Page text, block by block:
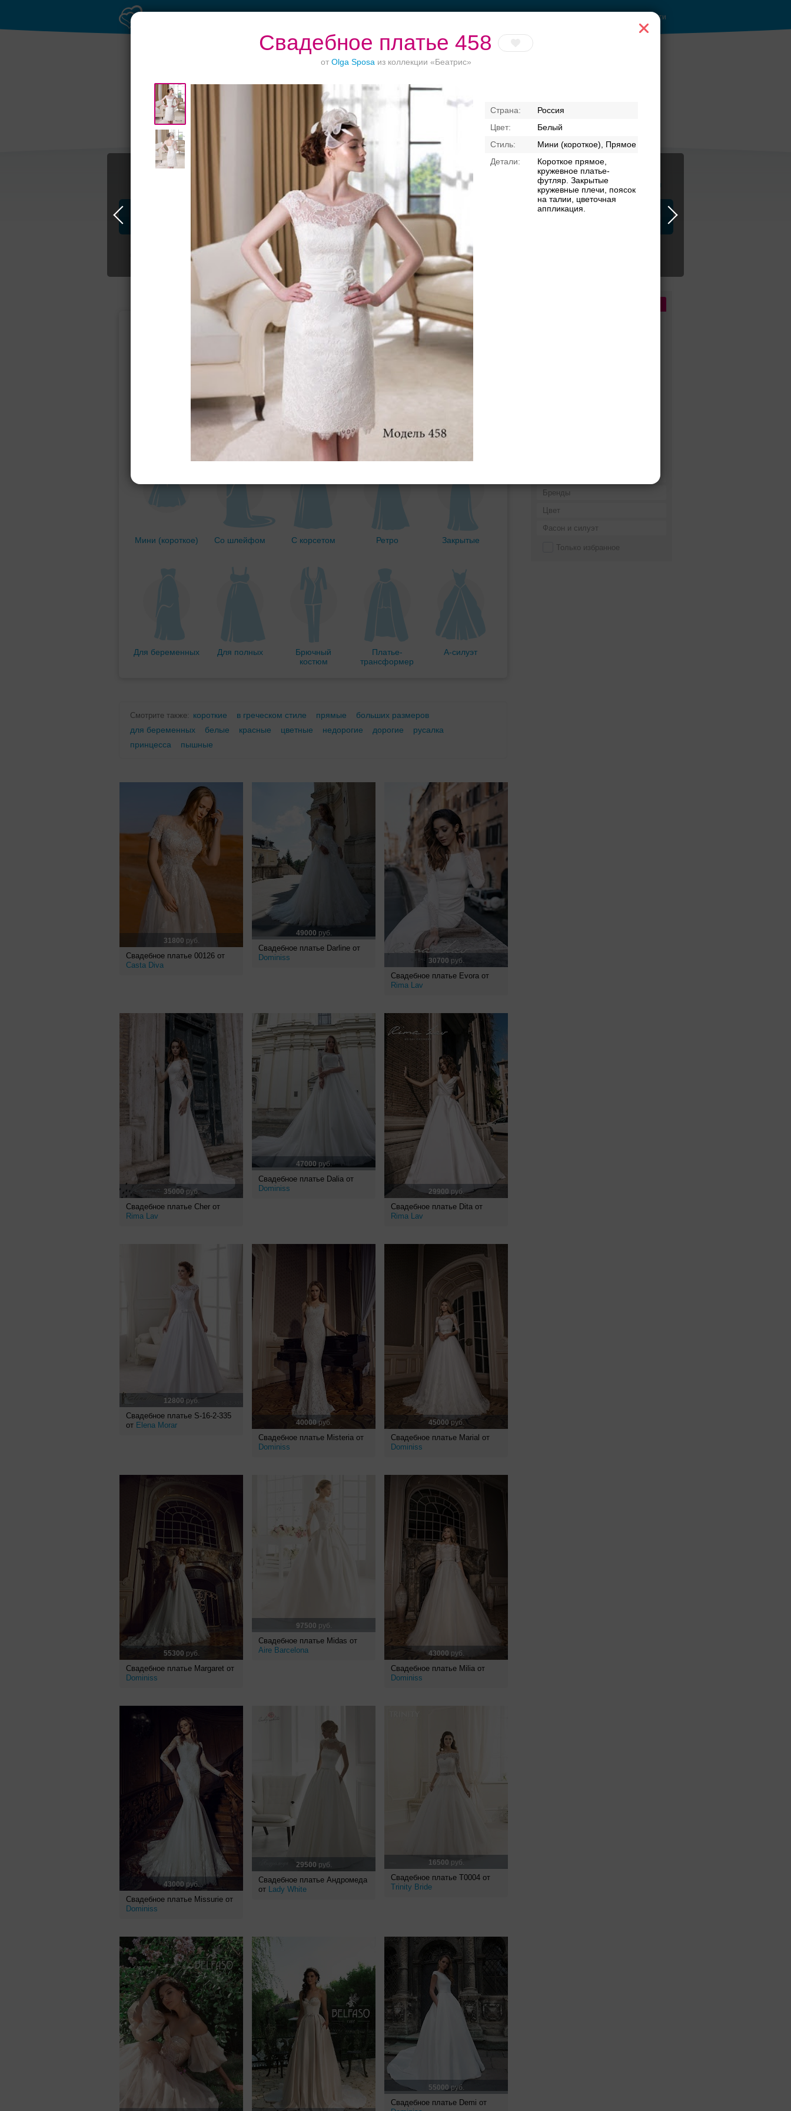
Свадебное платье 458
от Olga Sposa из коллекции «Беатрис»
Россия
Белый
Мини (короткое), Прямое
Короткое прямое,
кружевное платье-
футляр. Закрытые
кружевные плечи, поясок
на талии, цветочная
аппликация.
Войти
Торжества за
городом
Банкет в отеле
Ваш безупречный
Журнал
Свадебные платья Банкет Транспорт ЗАГСы
Бренды
Цвет
Фасон и силуэт
Только избранное
Свадебные платья
Подбор свадебного платья
Прямое Русалка Принцесса Бальное
Мини (короткое) Со шлейфом С корсетом Ретро Закрытые
Для беременных Для полных
Брючный
костюм
Платье-
трансформер
А-силуэт
Смотрите также: короткие в греческом стиле прямые
больших размеров
для беременных
белые красные цветные недорогие дорогие
русалка
принцесса
пышные
31800 руб.
Свадебное платье 00126 от
Casta Diva
49000 руб.
Свадебное платье Darline от
Dominiss
30700 руб.
Свадебное платье Evora от
Rima Lav
35000руб.
Свадебное платье Cher от
Rima Lav
47000 руб.
Свадебное платье Dalia от
Dominiss
29900 руб.
Свадебное платье Dita от
Rima Lav
12800 руб.
Свадебное платье S-16-2-335
от Elena Morar 40000руб.
Свадебное платье Misteria от
Dominiss
45000 руб.
Свадебное платье Marial от
Dominiss
55300 руб.
Свадебное платье Margaret от
Dominiss
97500 руб.
Свадебное платье Midas от
Aire Barcelona
43000 руб.
Свадебное платье Milia от
Dominiss
43000руб.
Свадебное платье Missurie от
Dominiss
29500 руб.
Свадебное платье Андромеда
от Lady White
16500 руб.
Свадебное платье Т0004 от
Trinity Bride
55000руб.
Свадебное платье Demi от